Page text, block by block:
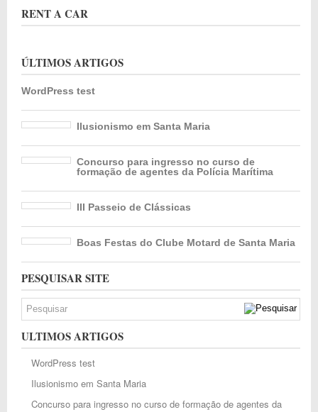
RENT A CAR
ÚLTIMOS ARTIGOS
WordPress test
Ilusionismo em Santa Maria
Concurso para ingresso no curso de
formação de agentes da Polícia Marítima
III Passeio de Clássicas
Boas Festas do Clube Motard de Santa Maria
PESQUISAR SITE
ULTIMOS ARTIGOS
WordPress test
Ilusionismo em Santa Maria
Concurso para ingresso no curso de formação de agentes da